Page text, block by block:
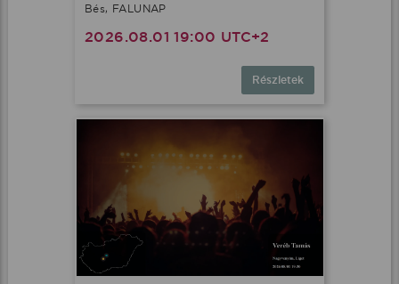
Bés, FALUNAP
2026.08.01 19:00 UTC+2
Részletek